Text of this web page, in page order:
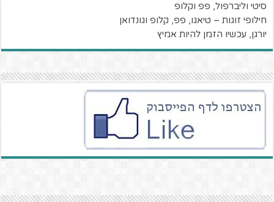
סיטי וליברפול, פפ וקלופ
חילופי זוגות – טיאגו, פפ, קלופ וגונדואן
יורגן, עכשיו הזמן להיות אמיץ